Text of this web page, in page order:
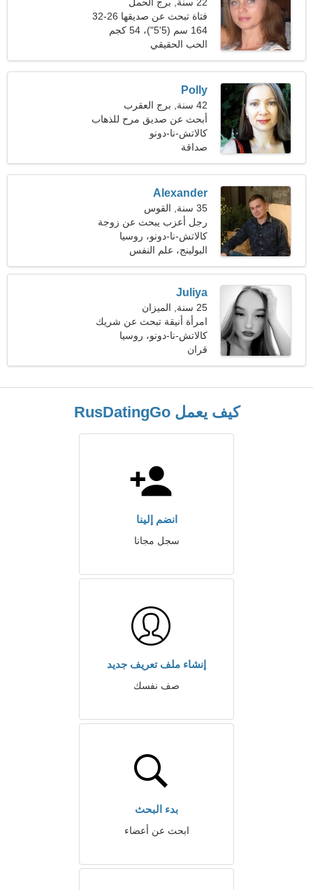
فتاة تبحث عن صديقها 26-32
164 سم (5'5")، 54 كجم
(119 رطلا)
الحب الحقيقي
Polly
42 سنة, برج العقرب
أبحث عن صديق مرح للذهاب
للتخييم معًا
كالاتش-نا-دونو
صداقة
Alexander
35 سنة, القوس
رجل أعزب يبحث عن زوجة
23-31
كالاتش-نا-دونو، روسيا
البولينج، علم النفس
Juliya
25 سنة, الميزان
امرأة أنيقة تبحث عن شريك
كالاتش-نا-دونو، روسيا
قران
كيف يعمل RusDatingGo
انضم إلينا
سجل مجانا
إنشاء ملف تعريف جديد
صف نفسك
بدء البحث
ابحث عن أعضاء